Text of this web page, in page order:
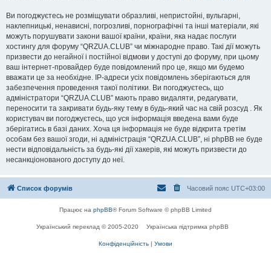
Ви погоджуєтесь не розміщувати образливі, непристойні, вульгарні,
наклепницькі, ненависні, погрозливі, порнографічні та інші матеріали, які
можуть порушувати закони вашої країни, країни, яка надає послуги
хостингу для форуму “QRZUA.CLUB” чи міжнародне право. Такі дії можуть
призвести до негайної і постійної відмови у доступі до форуму, при цьому
ваш інтернет-провайдер буде повідомлений про це, якщо ми будемо
вважати це за необхідне. IP-адреси усіх повідомлень зберігаються для
забезпечення проведення такої політики. Ви погоджуєтесь, що
адміністратори “QRZUA.CLUB” мають право видаляти, редагувати,
переносити та закривати будь-яку тему в будь-який час на свій розсуд . Як
користувач ви погоджуєтесь, що уся інформація введена вами буде
зберігатись в базі даних. Хоча ця інформація не буде відкрита третім
особам без вашої згоди, ні адміністрація “QRZUA.CLUB”, ні phpBB не буде
нести відповідальність за будь-які дії хакерів, які можуть призвести до
несанкціонованого доступу до неї.
Список форумів Часовий пояс UTC+03:00
Працює на phpBB® Forum Software © phpBB Limited
Український переклад © 2005-2020 Українська підтримка phpBB
Конфіденційність | Умови